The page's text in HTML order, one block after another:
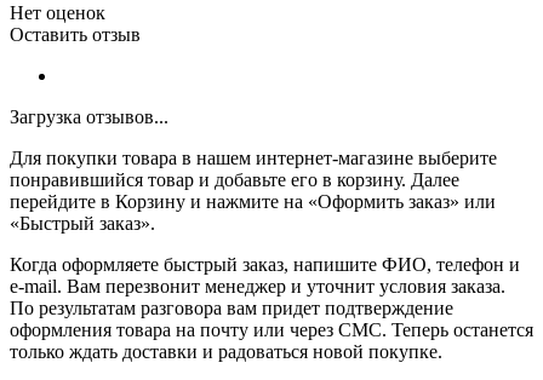
Нет оценок
Оставить отзыв
Загрузка отзывов...
Для покупки товара в нашем интернет-магазине выберите
понравившийся товар и добавьте его в корзину. Далее
перейдите в Корзину и нажмите на «Оформить заказ» или
«Быстрый заказ».
Когда оформляете быстрый заказ, напишите ФИО, телефон и
e-mail. Вам перезвонит менеджер и уточнит условия заказа.
По результатам разговора вам придет подтверждение
оформления товара на почту или через СМС. Теперь останется
только ждать доставки и радоваться новой покупке.